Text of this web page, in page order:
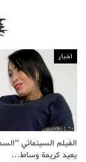
اخبار
الفيلم السينمائي
يعيد كريمة وساط…